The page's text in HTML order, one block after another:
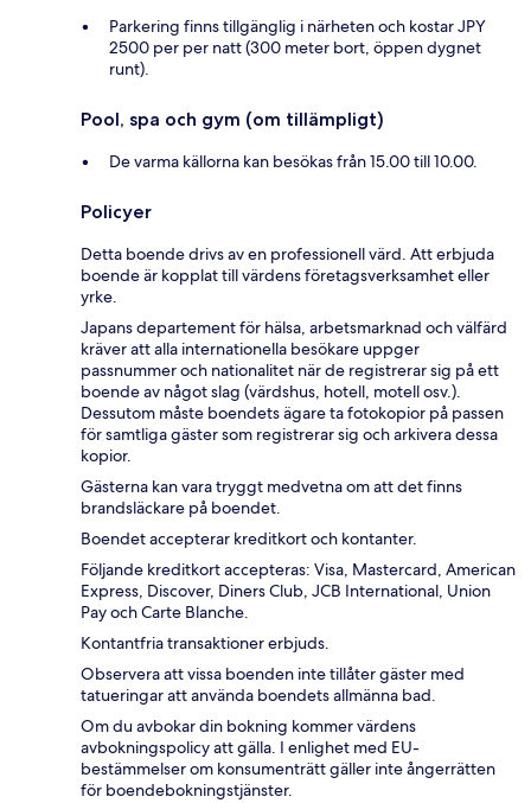
Parkering finns tillgänglig i närheten och kostar JPY
2500 per per natt (300 meter bort, öppen dygnet
runt).
Pool, spa och gym (om tillämpligt)
De varma källorna kan besökas från 15.00 till 10.00.
Policyer
Detta boende drivs av en professionell värd. Att erbjuda
boende är kopplat till värdens företagsverksamhet eller
yrke.
Japans departement för hälsa, arbetsmarknad och välfärd
kräver att alla internationella besökare uppger
passnummer och nationalitet när de registrerar sig på ett
boende av något slag (värdshus, hotell, motell osv.).
Dessutom måste boendets ägare ta fotokopior på passen
för samtliga gäster som registrerar sig och arkivera dessa
kopior.
Gästerna kan vara tryggt medvetna om att det finns
brandsläckare på boendet.
Boendet accepterar kreditkort och kontanter.
Följande kreditkort accepteras: Visa, Mastercard, American
Express, Discover, Diners Club, JCB International, Union
Pay och Carte Blanche.
Kontantfria transaktioner erbjuds.
Observera att vissa boenden inte tillåter gäster med
tatueringar att använda boendets allmänna bad.
Om du avbokar din bokning kommer värdens
avbokningspolicy att gälla. I enlighet med EU-
bestämmelser om konsumenträtt gäller inte ångerrätten
för boendebokningstjänster.